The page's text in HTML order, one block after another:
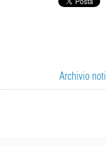
Archivio